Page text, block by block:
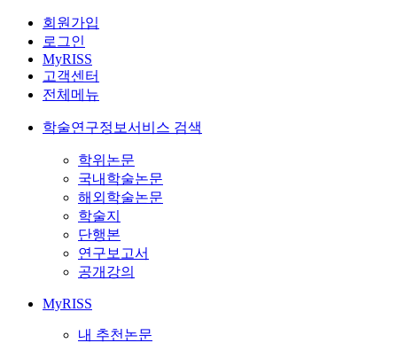
회원가입
로그인
MyRISS
고객센터
전체메뉴
학술연구정보서비스 검색
학위논문
국내학술논문
해외학술논문
학술지
단행본
연구보고서
공개강의
MyRISS
내 추천논문